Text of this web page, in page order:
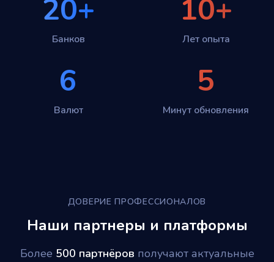
20+
Банков
10+
Лет опыта
6
Валют
5
Минут обновления
ДОВЕРИЕ ПРОФЕССИОНАЛОВ
Наши партнеры и платформы
Более 500 партнёров получают актуальные